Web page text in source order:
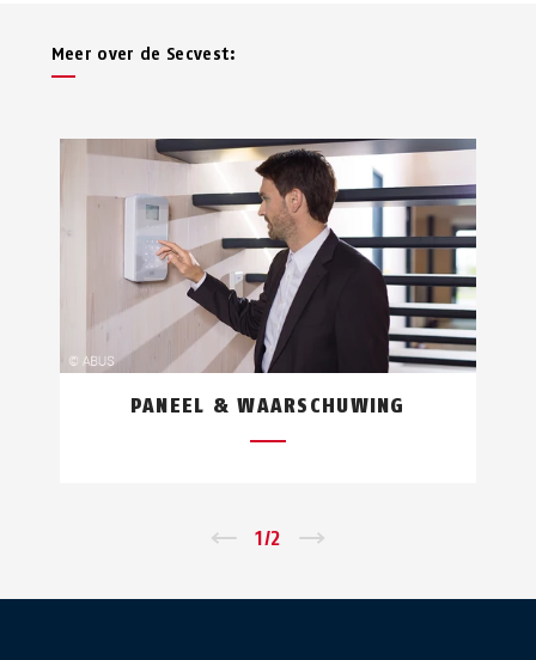
Meer over de Secvest:
PANEEL & WAARSCHUWING
1/2